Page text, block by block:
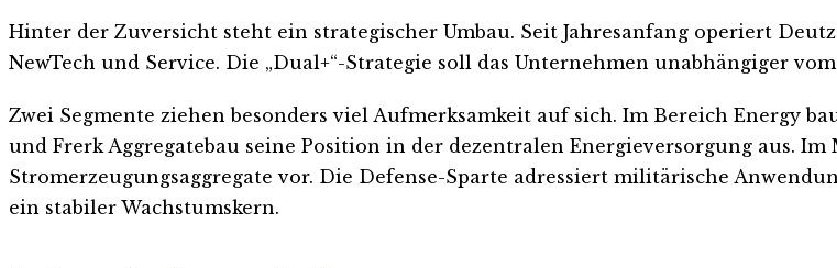
Hinter der Zuversicht steht ein strategischer Umbau. Seit Jahresanfang operiert
NewTech und Service. Die „Dual+“-Strategie soll das Unternehmen unabhängiger
Zwei Segmente ziehen besonders viel Aufmerksamkeit auf sich. Im Bereich Energy
und Frerk Aggregatebau seine Position in der dezentralen Energieversorgung aus.
Stromerzeugungsaggregate vor. Die Defense-Sparte adressiert militärische
ein stabiler Wachstumskern.